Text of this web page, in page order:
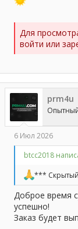
Для
войти или
prm4u
6 Июл 2026
btcc2018
*** Скрытый
Доброе время
успешно!
Заказ будет